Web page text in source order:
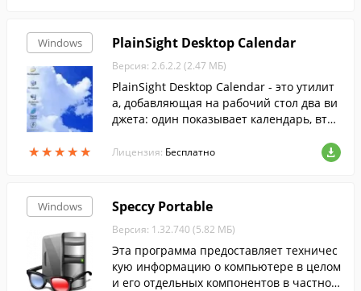
Windows
★★★★★
★★★★★
PlainSight Desktop Calendar
Версия: 2.6.2.2 (2.47 МБ)
PlainSight Desktop Calendar - это утилит
а, добавляющая на рабочий стол два ви
джета: один показывает календарь, втор
Лицензия: Бесплатно
Windows Speccy Portable
Версия: 1.32.740 (5.82 МБ)
Эта программа предоставляет техничес
кую информацию о компьютере в целом
и его отдельных компонентов в частнос